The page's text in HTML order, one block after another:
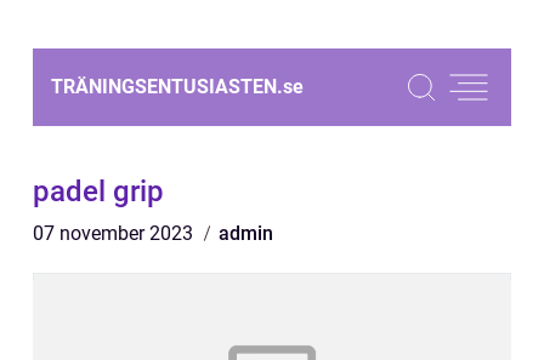
TRÄNINGSENTUSIASTEN.se
padel grip
07 november 2023 admin